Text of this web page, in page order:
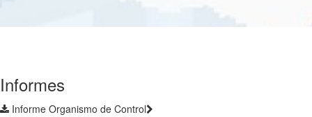
Informes
Informe Organismo de Control